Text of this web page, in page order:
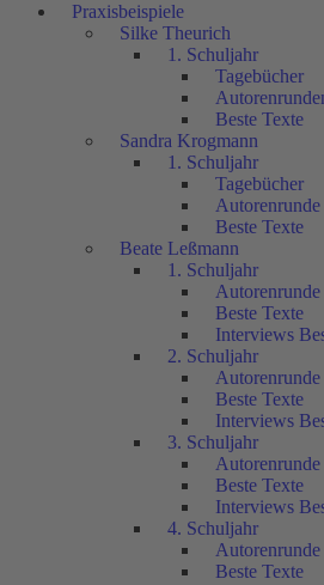
Praxisbeispiele
Silke Theurich
1. Schuljahr
Tagebücher
Beste Texte
Sandra Krogmann
1. Schuljahr
Tagebücher
Autorenrunde
Beste Texte
Beate Leßmann
1. Schuljahr
Autorenrunde
Beste Texte
Interviews
2. Schuljahr
Autorenrunde
Beste Texte
Interviews
3. Schuljahr
Autorenrunde
Beste Texte
Interviews
4. Schuljahr
Autorenrunde
Beste Texte